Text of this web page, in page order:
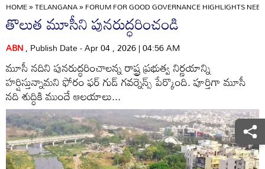
HOME»TELANGANA»FORUM FOR GOOD GOVERNANCE HIGHLIGHTS
తొలుత మూసీని పునరుద్ధరించండి
ABN, Publish Date - Apr 04 , 2026 | 04:56 AM
మూసీ నదిని పునరుద్ధరించాలన్న రాష్ట్ర ప్రభుత్వ నిర్ణయాన్ని
హర్షిస్తున్నామని ఫోరం ఫర్‌ గుడ్‌ గవర్నెన్స్‌ పేర్కొంది. పూర్తిగా మూసీ
నది శుద్ధికి ముందే ఆలయాలు...